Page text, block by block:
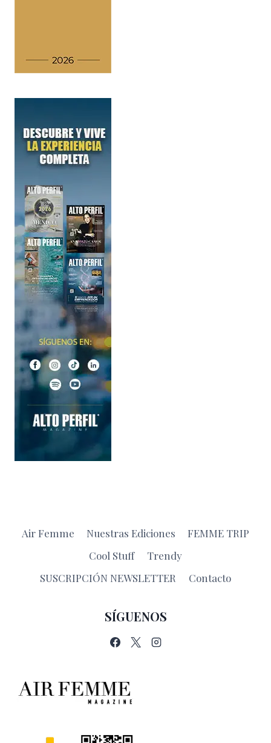
Air Femme Nuestras Ediciones
FEMME TRIP
Cool Stuff
Trendy
SUSCRIPCIÓN NEWSLETTER
Contacto
SÍGUENOS